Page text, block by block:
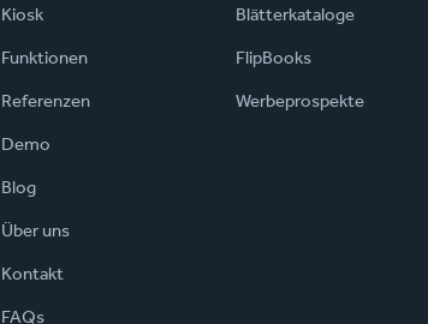
Kiosk
Funktionen
Referenzen
Demo
Blog
Über uns
Kontakt
FAQs
Blätterkataloge
FlipBooks
Werbeprospekte